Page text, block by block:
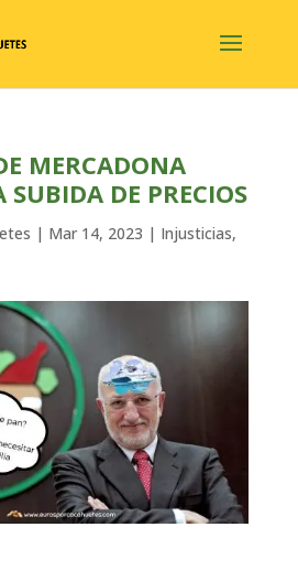
MERCADONA
SUBIDA DE PRECIOS
| Mar 14, 2023 | Injusticias,